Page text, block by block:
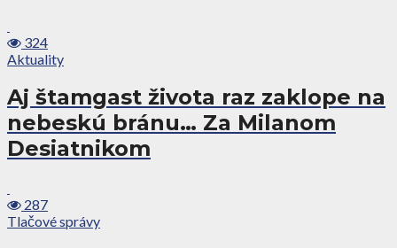
324
Aktuality
Aj štamgast života raz zaklope na
nebeskú bránu… Za Milanom
Desiatnikom
287
Tlačové správy